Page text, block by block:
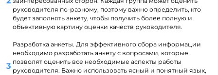
руководителя по-разному, поэтому важно определить, кто
будет заполнять анкету, чтобы получить более полную и
объективную картину оценки качеств руководителя.
Разработка анкеты. Для эффективного сбора информации
необходимо разработать анкету с вопросами, которые
позволят оценить все необходимые аспекты работы
руководителя. Важно использовать ясный и понятный язык,